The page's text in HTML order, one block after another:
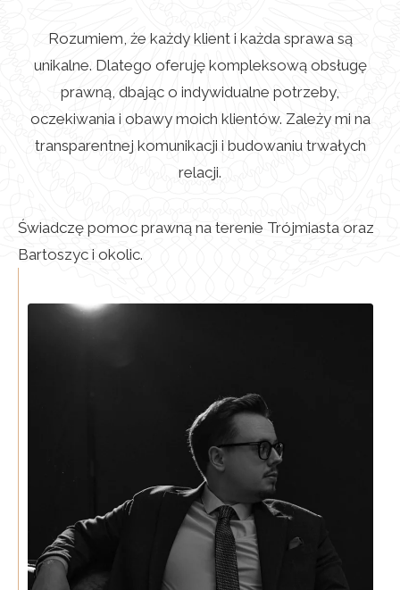
Rozumiem, że każdy klient i każda sprawa są
unikalne. Dlatego oferuję kompleksową obsługę
prawną, dbając o indywidualne potrzeby,
oczekiwania i obawy moich klientów. Zależy mi na
transparentnej komunikacji i budowaniu trwałych
relacji.
Świadczę pomoc prawną na terenie Trójmiasta oraz
Bartoszyc i okolic.